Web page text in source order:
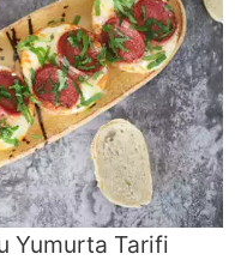
Yumurta Tarifi